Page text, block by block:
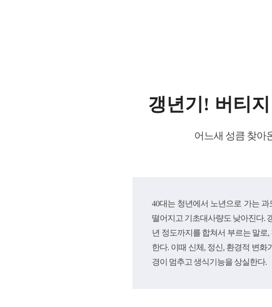
갱년기! 버티
어느새 성큼 찾아
40대는 청년에서 노년으로 가는
떨어지고 기초대사량도 낮아진다.
년 정도까지를 합쳐서 부르는 말
한다. 이때 신체, 정신, 환경적 변
경이 멈추고 생식기능을 상실한다.